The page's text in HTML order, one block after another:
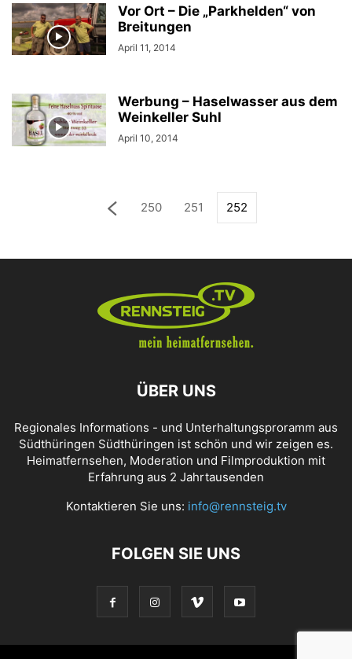
Vor Ort – Die „Parkhelden“ von
Breitungen
April 11, 2014
Werbung – Haselwasser aus dem
Weinkeller Suhl
April 10, 2014
250 251 252
ÜBER UNS
Regionales Informations - und Unterhaltungsproramm aus
Südthüringen Südthüringen ist schön und wir zeigen es.
Heimatfernsehen, Moderation und Filmproduktion mit
Erfahrung aus 2 Jahrtausenden
Kontaktieren Sie uns: info@rennsteig.tv
FOLGEN SIE UNS